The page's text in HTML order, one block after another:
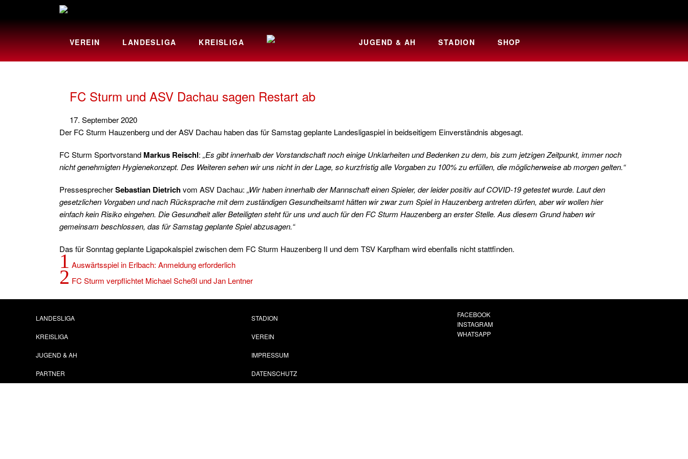
VEREIN LANDESLIGA KREISLIGA JUGEND & AH STADION SHOP
FC Sturm und ASV Dachau sagen Restart ab
17. September 2020
Der FC Sturm Hauzenberg und der ASV Dachau haben das für Samstag geplante Landesligaspiel in beidseitigem Einverständnis abgesagt.
FC Sturm Sportvorstand Markus Reischl: „Es gibt innerhalb der Vorstandschaft noch einige Unklarheiten und Bedenken zu dem, bis zum jetzigen Zeitpunkt, immer noch
nicht genehmigten Hygienekonzept. Des Weiteren sehen wir uns nicht in der Lage, so kurzfristig alle Vorgaben zu 100% zu erfüllen, die möglicherweise ab morgen gelten.“
PressesprecherSebastian Dietrichvom ASV Dachau: „Wir haben innerhalb der Mannschaft einen Spieler, der leider positiv auf COVID-19 getestet wurde. Laut den
gesetzlichen Vorgaben und nach Rücksprache mit dem zuständigen Gesundheitsamt hätten wir zwar zum Spiel in Hauzenberg antreten dürfen, aber wir wollen hier
einfach kein Risiko eingehen. Die Gesundheit aller Beteiligten steht für uns und auch für den FC Sturm Hauzenberg an erster Stelle. Aus diesem Grund haben wir
gemeinsam beschlossen, das für Samstag geplante Spiel abzusagen.“
Das für Sonntag geplante Ligapokalspiel zwischen dem FC Sturm Hauzenberg II und dem TSV Karpfham wird ebenfalls nicht stattfinden.
1 Auswärtsspiel in Erlbach: Anmeldung erforderlich
2 FC Sturm verpflichtet Michael Scheßl und Jan Lentner
LANDESLIGA
KREISLIGA
JUGEND & AH
PARTNER
STADION
VEREIN
IMPRESSUM
DATENSCHUTZ
FACEBOOK
INSTAGRAM
WHATSAPP